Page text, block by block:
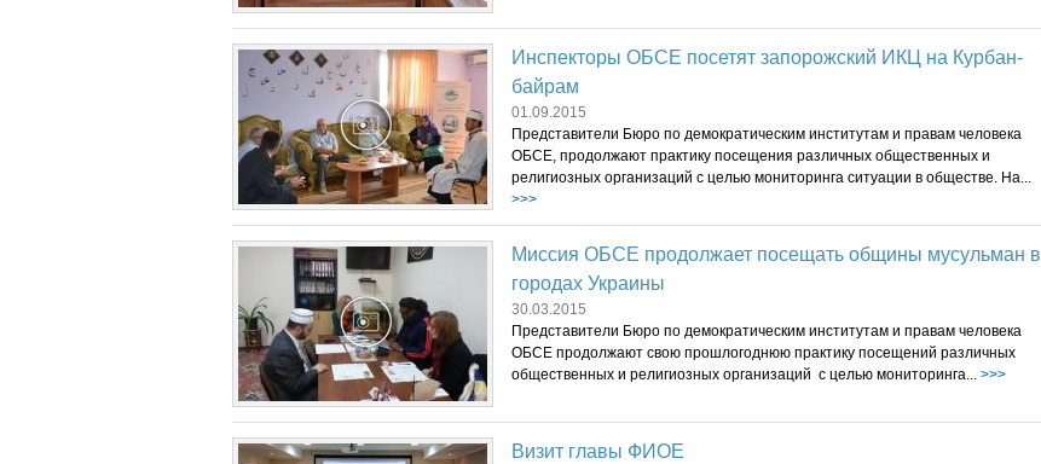
Инспекторы ОБСЕ посетят запорожский ИКЦ на Курбан-
байрам
01.09.2015
Представители Бюро по демократическим институтам и правам человека
ОБСЕ, продолжают практику посещения различных общественных и
религиозных организаций с целью мониторинга ситуации в обществе. На...
>>>
Миссия ОБСЕ продолжает посещать общины мусульман в
городах Украины
30.03.2015
Представители Бюро по демократическим институтам и правам человека
ОБСЕ продолжают свою прошлогоднюю практику посещений различных
общественных и религиозных организаций с целью мониторинга... >>>
Визит главы ФИОЕ